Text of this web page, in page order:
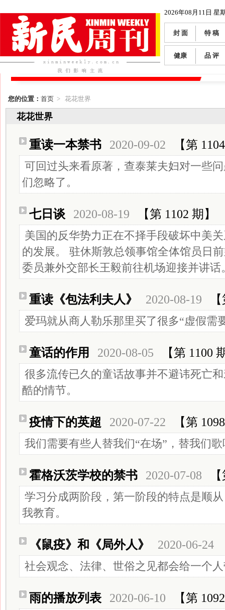
2026年08月11日 星
封 面 特 稿
健康 品 评
您的位置： 首页 > 花花世界
花花世界
重读一本禁书 2020-09-02 【第
可回过头来看原著，查泰莱夫妇对一些
们忽略了。
七日谈 2020-08-19 【第 1102 期】
美国的反华势力正在不择手段破坏中美
的发展。 驻休斯敦总领事馆全体馆员日
委员兼外交部长王毅前往机场迎接并讲话
重读《包法利夫人》 2020-08-19
爱玛就从商人勒乐那里买了很多“虚假需
童话的作用 2020-08-05 【第 1100
很多流传已久的童话故事并不避讳死亡
酷的情节。
疫情下的英超 2020-07-22 【第
我们需要有些人替我们“在场”，替我们
霍格沃茨学校的禁书 2020-07-08
学习分成两阶段，第一阶段的特点是顺
我教育。
《鼠疫》和《局外人》 2020-06-24
社会观念、法律、世俗之见都会给一个
雨的播放列表 2020-06-10 【第